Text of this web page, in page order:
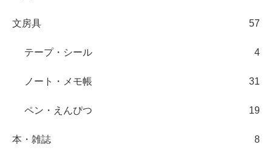
文房具 57
テープ・シール 4
ノート・メモ帳 31
ペン・えんぴつ 19
本・雑誌 8